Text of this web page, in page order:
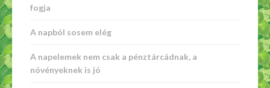
fogja
A napból sosem elég
A napelemek nem csak a pénztárcádnak, a
növényeknek is jó